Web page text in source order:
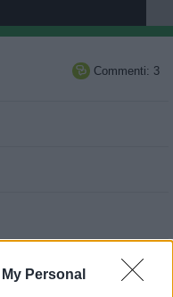
Personal
 Commenti: 3